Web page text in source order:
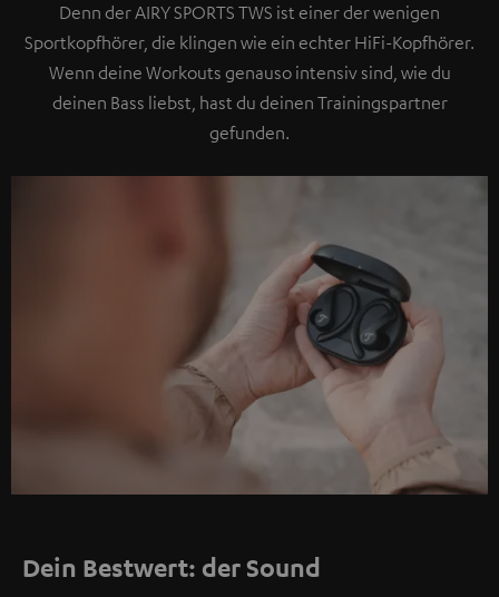
Denn der AIRY SPORTS TWS ist einer der wenigen
Sportkopfhörer, die klingen wie ein echter HiFi-Kopfhörer.
Wenn deine Workouts genauso intensiv sind, wie du
deinen Bass liebst, hast du deinen Trainingspartner
gefunden.
Dein Bestwert: der Sound